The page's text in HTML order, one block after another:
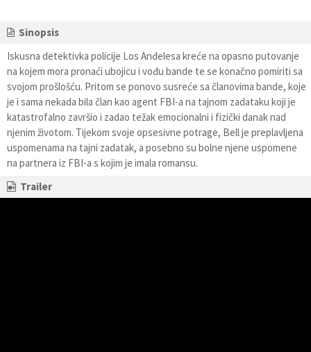
Sinopsis
Iskusna detektivka policije Los Anđelesa kreće na opasno putovanje
na kojem mora pronaći ubojicu i vođu bande te se konačno pomiriti sa
svojom prošlošću. Pritom se ponovo susreće sa članovima bande, koje
je i sama nekada bila član kao agent FBI-a na tajnom zadataku koji je
katastrofalno završio i zadao težak emocionalni i fizički danak nad
njenim životom. Tijekom svoje opsesivne potrage, Bell je preplavljena
uspomenama na tajni zadatak, a posebno su bolne njene uspomene
na partnera iz FBI-a s kojim je imala romansu.
Trailer